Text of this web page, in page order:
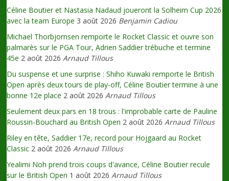
Céline Boutier et Nastasia Nadaud joueront la Solheim Cup 2026
avec la team Europe 3 août 2026 Benjamin Cadiou
Michael Thorbjornsen remporte le Rocket Classic et ouvre son
palmarès sur le PGA Tour, Adrien Saddier trébuche et termine
45e 2 août 2026 Arnaud Tillous
Du suspense et une surprise : Shiho Kuwaki remporte le British
Open après deux tours de play-off, Céline Boutier termine à une
bonne 12e place 2 août 2026 Arnaud Tillous
Seulement deux pars en 18 trous : l'improbable carte de Pauline
Roussin-Bouchard au British Open 2 août 2026 Arnaud Tillous
Riley en tête, Saddier 17e, record pour Hojgaard au Rocket
Classic 2 août 2026 Arnaud Tillous
Yealimi Noh prend trois coups d'avance, Céline Boutier recule
sur le British Open 1 août 2026 Arnaud Tillous